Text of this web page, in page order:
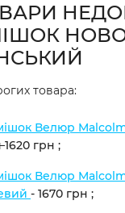
товара:
Велюр
1620 грн ;
Велюр
- 1670 грн ;